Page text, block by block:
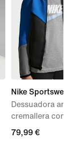
Nike Sportswear
Dessuadora
cremallera
79,99 €
79,99 €